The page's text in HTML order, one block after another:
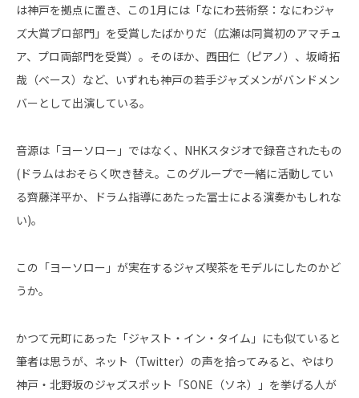
は神戸を拠点に置き、この1月には「なにわ芸術祭：なにわジャ
ズ大賞プロ部門」を受賞したばかりだ（広瀬は同賞初のアマチュ
ア、プロ両部門を受賞）。そのほか、西田仁（ピアノ）、坂崎拓
哉（ベース）など、いずれも神戸の若手ジャズメンがバンドメン
バーとして出演している。
音源は「ヨーソロー」ではなく、NHKスタジオで録音されたもの
(ドラムはおそらく吹き替え。このグループで一緒に活動してい
る齊藤洋平か、ドラム指導にあたった冨士による演奏かもしれな
い)。
この「ヨーソロー」が実在するジャズ喫茶をモデルにしたのかど
うか。
かつて元町にあった「ジャスト・イン・タイム」にも似ていると
筆者は思うが、ネット（Twitter）の声を拾ってみると、やはり
神戸・北野坂のジャズスポット「SONE（ソネ）」を挙げる人が